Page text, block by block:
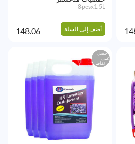
8pcsx1.5L
أضف إلى السلة 148.06
احصل
على
نقاط